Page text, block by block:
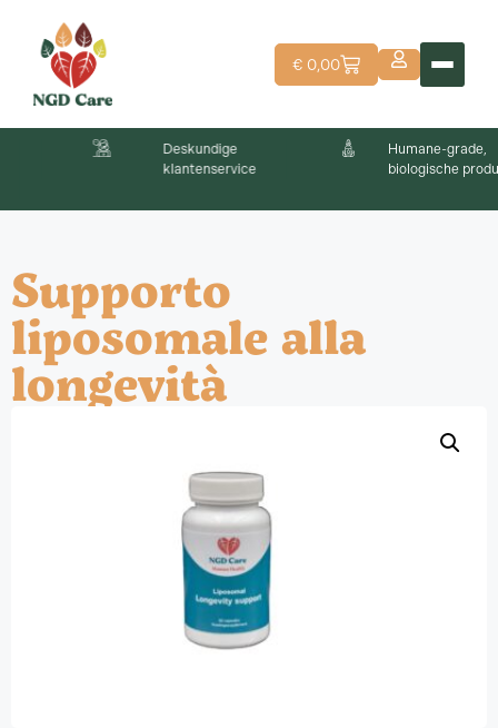
€ 0,00
Deskundige
klantenservice
Humane-grade,
biologische producten
Supporto
liposomale alla
longevità